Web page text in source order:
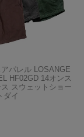
パレル LOSANGE
HF02GD 14オンス
スウェットショー
ダイ